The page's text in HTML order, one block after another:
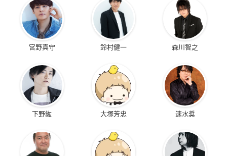
宮野真守 鈴村健一 森川智之
下野紘 大塚芳忠 速水奨